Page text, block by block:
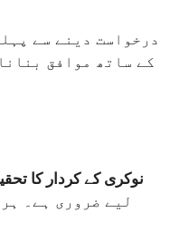
درخواست دینے سے
کے ساتھ موافق
نوکری کے کردار کا
لیے ضروری ہے۔